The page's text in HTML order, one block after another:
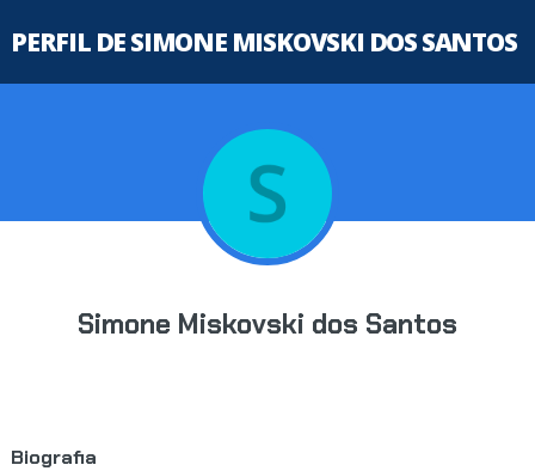
PERFIL DE SIMONE MISKOVSKI DOS SANTOS
Simone Miskovski dos Santos
Biografia